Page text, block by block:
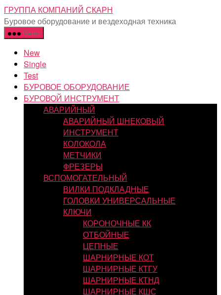
Перейти
к
содержимому
ГРУППА КОМПАНИЙ СКАРН
Буровое оборудование и вездеходная техника
Меню
New
Single
Test
БУРОВОЕ ОБОРУДОВАНИЕ
БУРОВОЙ ИНСТРУМЕНТ
АВАРИЙНЫЙ
АВАРИЙНЫЙ ШНЕКОВЫЙ
ИНСТРУМЕНТ
КОЛОКОЛА
МЕТЧИКИ
ФРЕЗЕРЫ
ВСПОМОГАТЕЛЬНЫЙ
ВИЛКИ ПОДКЛАДНЫЕ
ГОЛОВКИ УНИВЕРСАЛЬНЫЕ
КЛЮЧИ
КОРОНОЧНЫЕ КК
ОТБОЙНЫЕ
ЦЕПНЫЕ
ШАРНИРНЫЕ КОТ
ШАРНИРНЫЕ КТГУ
ШАРНИРНЫЕ КТНД
ШАРНИРНЫЕ КШС